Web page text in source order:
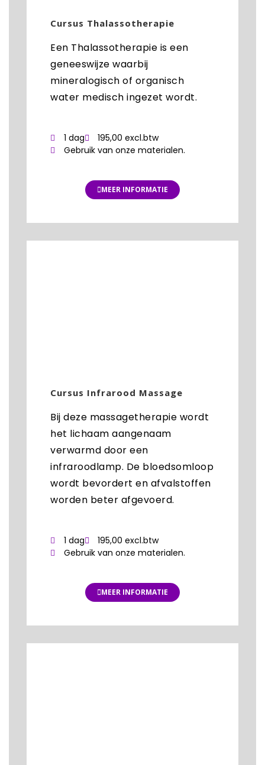
Cursus Thalassotherapie
Een Thalassotherapie is een
geneeswijze waarbij
mineralogisch of organisch
water medisch ingezet wordt.
1 dag
195,00 excl.btw
Gebruik van onze materialen.
MEER INFORMATIE
Cursus Infrarood Massage
Bij deze massagetherapie wordt
het lichaam aangenaam
verwarmd door een
infraroodlamp. De bloedsomloop
wordt bevordert en afvalstoffen
worden beter afgevoerd.
1 dag
195,00 excl.btw
Gebruik van onze materialen.
MEER INFORMATIE